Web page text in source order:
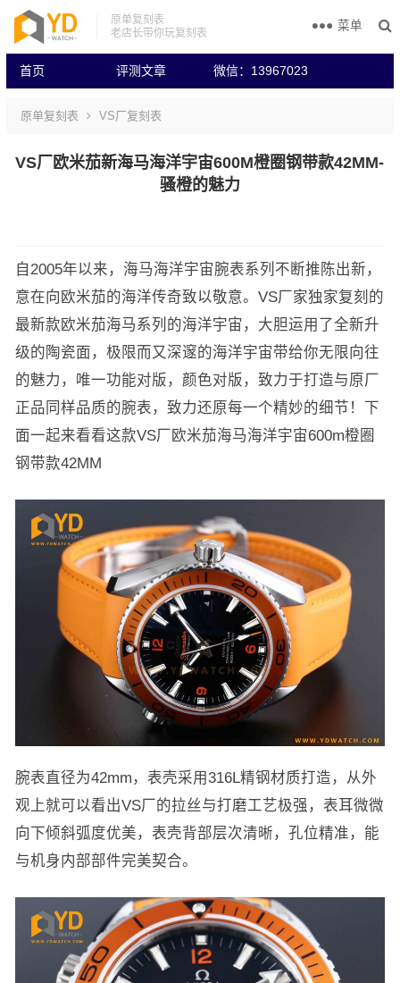
原单复刻表
老店长带你玩复刻表
首页 评测文章 微信：13967023
菜单
原单复刻表 VS厂复刻表
VS厂欧米茄新海马海洋宇宙600M橙圈钢带款42MM-
骚橙的魅力
自2005年以来，海马海洋宇宙腕表系列不断推陈出新，
意在向欧米茄的海洋传奇致以敬意。VS厂家独家复刻的
最新款欧米茄海马系列的海洋宇宙，大胆运用了全新升
级的陶瓷面，极限而又深邃的海洋宇宙带给你无限向往
的魅力，唯一功能对版，颜色对版，致力于打造与原厂
正品同样品质的腕表，致力还原每一个精妙的细节！下
面一起来看看这款VS厂欧米茄海马海洋宇宙600m橙圈
钢带款42MM
腕表直径为42mm，表壳采用316L精钢材质打造，从外
观上就可以看出VS厂的拉丝与打磨工艺极强，表耳微微
向下倾斜弧度优美，表壳背部层次清晰，孔位精准，能
与机身内部部件完美契合。